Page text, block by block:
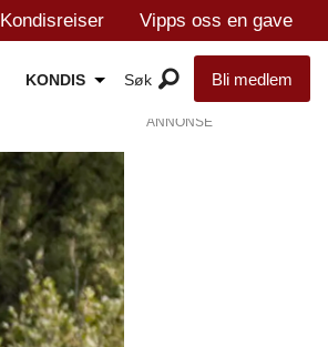
Kondisreiser Vipps oss en gave
KONDIS Bli medlem
ANNONSE